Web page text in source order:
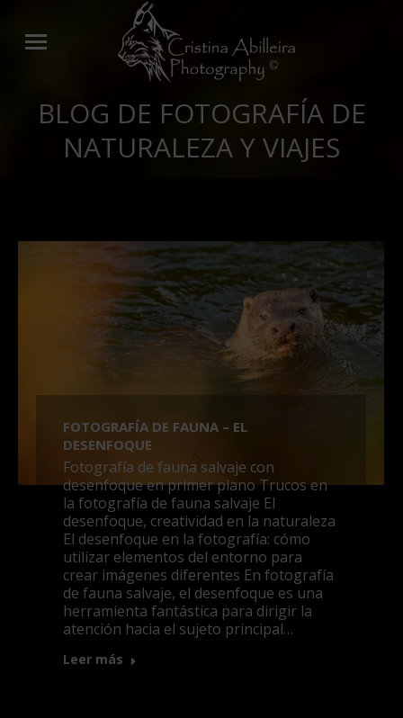
BLOG DE FOTOGRAFÍA DE
NATURALEZA Y VIAJES
FOTOGRAFÍA DE FAUNA – EL
DESENFOQUE
Fotografía de fauna salvaje con
desenfoque en primer plano Trucos en
la fotografía de fauna salvaje El
desenfoque, creatividad en la naturaleza
El desenfoque en la fotografía: cómo
utilizar elementos del entorno para
crear imágenes diferentes En fotografía
de fauna salvaje, el desenfoque es una
herramienta fantástica para dirigir la
atención hacia el sujeto principal…
Leer más